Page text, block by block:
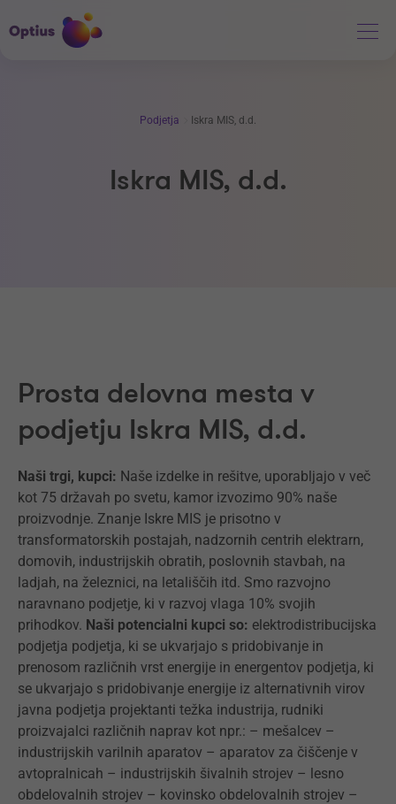
Podjetja Iskra MIS, d.d.
Iskra MIS, d.d.
Prosta delovna mesta v
podjetju Iskra MIS, d.d.
Naši trgi, kupci: Naše izdelke in rešitve, uporabljajo v več
kot 75 državah po svetu, kamor izvozimo 90% naše
proizvodnje. Znanje Iskre MIS je prisotno v
transformatorskih postajah, nadzornih centrih elektrarn,
domovih, industrijskih obratih, poslovnih stavbah, na
ladjah, na železnici, na letališčih itd. Smo razvojno
naravnano podjetje, ki v razvoj vlaga 10% svojih
prihodkov. Naši potencialni kupci so: elektrodistribucijska
podjetja podjetja, ki se ukvarjajo s pridobivanje in
prenosom različnih vrst energije in energentov podjetja, ki
se ukvarjajo s pridobivanje energije iz alternativnih virov
javna podjetja projektanti težka industrija, rudniki
proizvajalci različnih naprav kot npr.: – mešalcev –
industrijskih varilnih aparatov – aparatov za čiščenje v
avtopralnicah – industrijskih šivalnih strojev – lesno
obdelovalnih strojev – kovinsko obdelovalnih strojev –